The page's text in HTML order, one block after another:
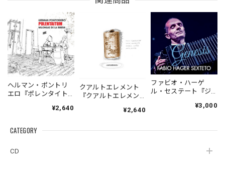
CATEGORY
CD
ヘルマン・ポントリ
エロ『ポレンタイト
Pontoriero『POLENT
la Ribera』
¥2,640
クアルトエレメント
『クアルトエレメン
Cuartoelemento『Cu
（007RECORDS-27）
¥2,640
ファビオ・ハーゲ
ル・セステート『ジ
¥3,000